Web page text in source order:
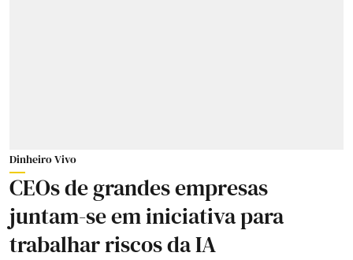
Dinheiro Vivo
CEOs de grandes empresas
juntam-se em iniciativa para
trabalhar riscos da IA